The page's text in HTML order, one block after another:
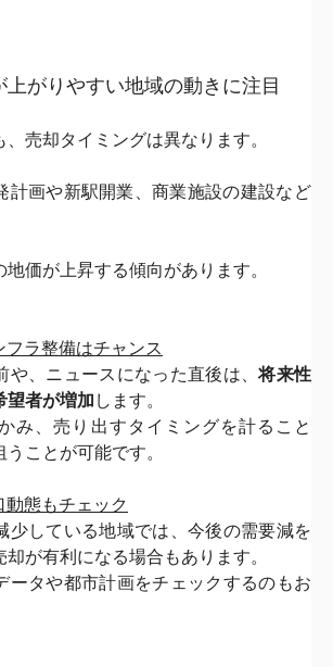
上がりやすい地域の動きに注目
売却タイミングは異なります。
計画や新駅開業、商業施設の建設など
価が上昇する傾向があります。
フラ整備はチャンス
や、ニュースになった直後は、将来性
望者が増加 します。
み、売り出すタイミングを計ること
ことが可能です。
態もチェック
少している地域では、今後の需要減を
却が有利になる場合もあります。
ータや都市計画をチェックするのもお